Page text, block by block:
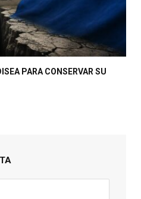
PARA CONSERVAR SU